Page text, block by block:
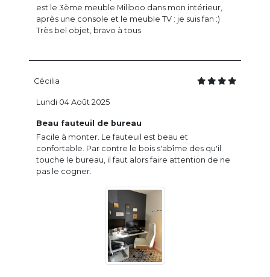
est le 3ème meuble Miliboo dans mon intérieur,
après une console et le meuble TV : je suis fan :)
Très bel objet, bravo à tous
Cécilia
Beau fauteuil de bureau
Facile à monter. Le fauteuil est beau et
confortable. Par contre le bois s'abîme des qu'il
touche le bureau, il faut alors faire attention de ne
pas le cogner.
Lundi 04 Août 2025